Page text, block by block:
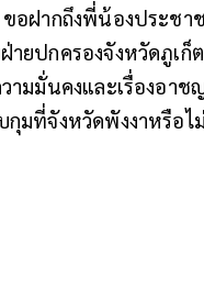
อฝากถึงพี่น้องประชา
ายปกครองจังหวัดภูเ
ามมั่นคงและเรื่องอา
กุมที่จังหวัดพังงาหรือ